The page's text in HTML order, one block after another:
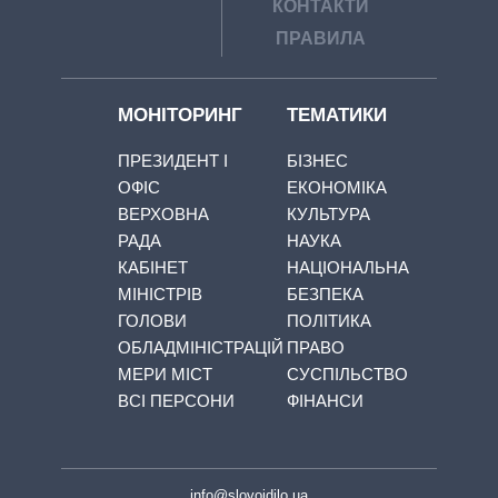
КОНТАКТИ
ПРАВИЛА
МОНІТОРИНГ
ПРЕЗИДЕНТ І
ОФІС
ВЕРХОВНА
РАДА
КАБІНЕТ
МІНІСТРІВ
ГОЛОВИ
ОБЛАДМІНІСТРАЦІЙ
МЕРИ МІСТ
ВСІ ПЕРСОНИ
ТЕМАТИКИ
БІЗНЕС
ЕКОНОМІКА
КУЛЬТУРА
НАУКА
НАЦІОНАЛЬНА
БЕЗПЕКА
ПОЛІТИКА
ПРАВО
СУСПІЛЬСТВО
ФІНАНСИ